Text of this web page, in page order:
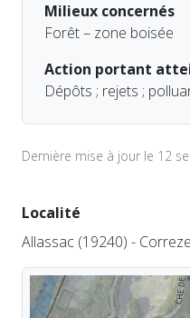
Milieux concernés
Forêt – zone boisée
Action portant
Dépôts ; rejets ;
Dernière mise à jour le 12
Localité
Allassac (19240) -